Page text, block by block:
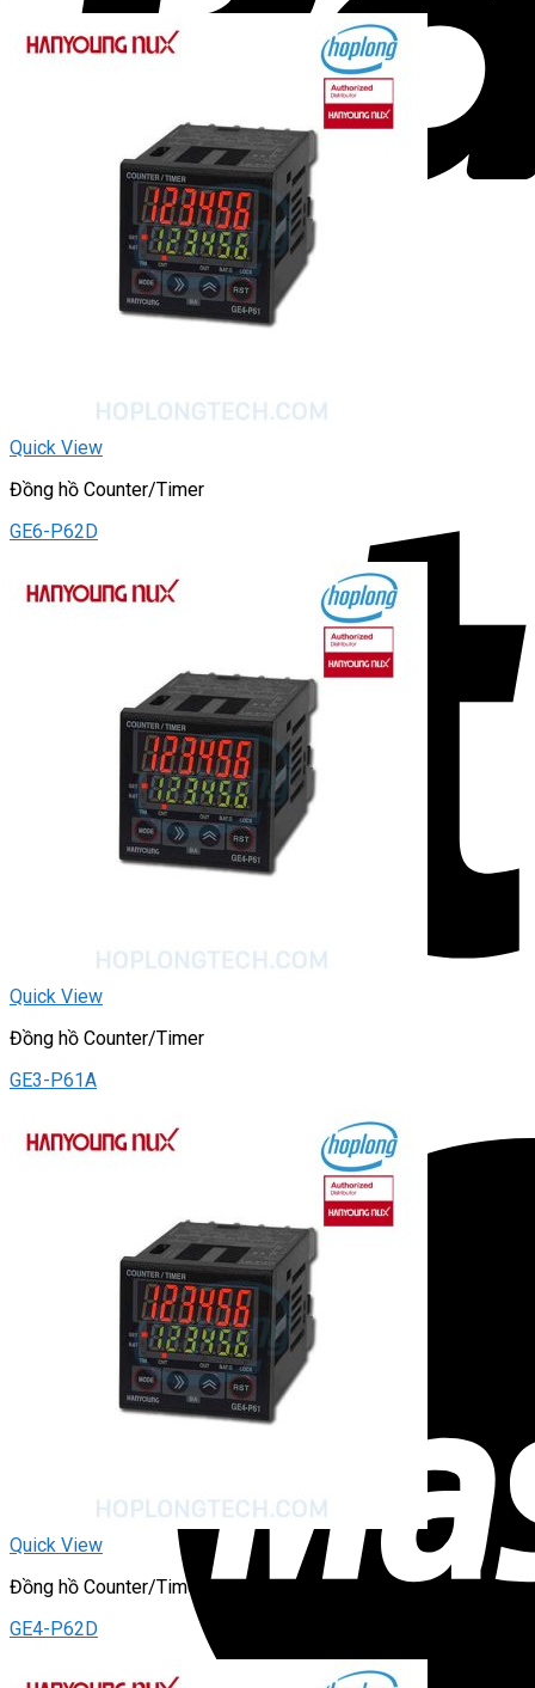
Quick View
Đồng hồ Counter/Timer
GE6-P62D
Quick View
Đồng hồ Counter/Timer
GE3-P61A
Quick View
Đồng hồ Counter/Timer
GE4-P62D